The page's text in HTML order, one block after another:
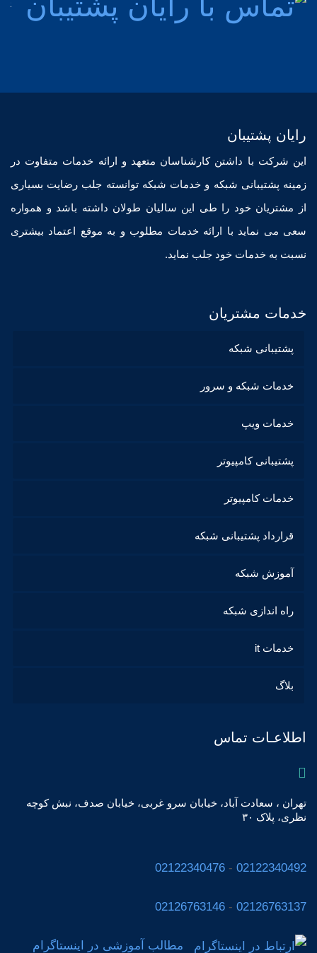
رایان پشتیبان
این شرکت با داشتن کارشناسان متعهد و ارائه خدمات متفاوت در
زمینه پشتیبانی شبکه و خدمات شبکه توانسته جلب رضایت بسیاری
از مشتریان خود را طی این سالیان طولان داشته باشد و همواره
سعی می نماید با ارائه خدمات مطلوب و به موقع اعتماد بیشتری
نسبت به خدمات خود جلب نماید.
خدمات مشتریان
پشتیبانی شبکه
خدمات شبکه و سرور
خدمات ویپ
پشتیبانی کامپیوتر
خدمات کامپیوتر
قرارداد پشتیبانی شبکه
آموزش شبکه
راه اندازی شبکه
خدمات it
بلاگ
اطلاعـات تماس
تهران ، سعادت آباد، خیابان سرو غربی، خیابان صدف، نبش کوچه
نظری، پلاک ٣٠
02122340492
-
02122340476
02126763137
-
02126763146
مطالب آموزشی در اینستاگرام